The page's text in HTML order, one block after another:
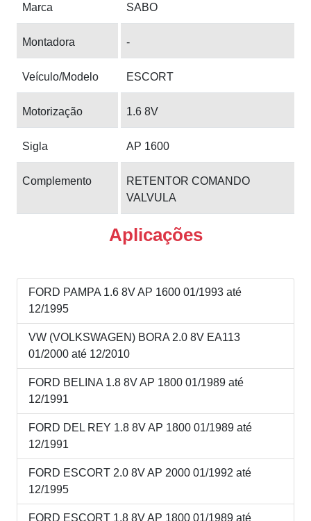
Marca SABO
Montadora -
Veículo/Modelo ESCORT
Motorização 1.6 8V
Sigla AP 1600
Complemento
RETENTOR COMANDO
VALVULA
Aplicações
FORD PAMPA 1.6 8V AP 1600 01/1993 até
12/1995
VW (VOLKSWAGEN) BORA 2.0 8V EA113
01/2000 até 12/2010
FORD BELINA 1.8 8V AP 1800 01/1989 até
12/1991
FORD DEL REY 1.8 8V AP 1800 01/1989 até
12/1991
FORD ESCORT 2.0 8V AP 2000 01/1992 até
12/1995
FORD ESCORT 1.8 8V AP 1800 01/1989 até